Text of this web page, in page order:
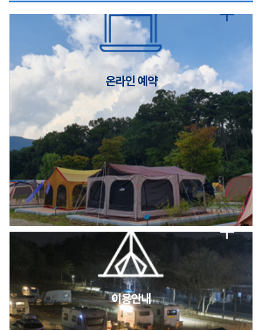
캠핑장(9월1일~6일) 미운영 공지
2026년 5월 캠핑장 안점 점검의 날 변경 안내
캠핑장(9월1일~6일) 미운영 공지
2026년 5월 캠핑장 안점 점검의 날 변경 안내
캠핑장(9월1일~6일) 미운영 공지
2026년 5월 캠핑장 안점 점검의 날 변경 안내
온라인 예약
이용안내